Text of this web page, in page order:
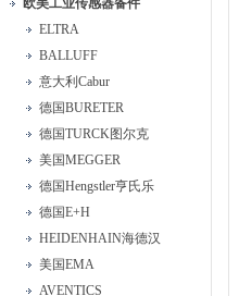
欧美工业传感器备件
ELTRA
BALLUFF
意大利Cabur
德国BURETER
德国TURCK图尔克
美国MEGGER
德国Hengstler亨氏乐
德国E+H
HEIDENHAIN海德汉
美国EMA
AVENTICS